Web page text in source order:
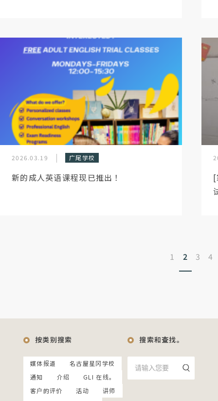
2026.03.19 广尾学校
新的成人英语课程现已推出！
[
1 2 3 4
按类别搜索
媒体报道
名古屋星冈学校
通知
介绍
GLI 在线。
客户的评价
活动
讲师
搜索和查找。